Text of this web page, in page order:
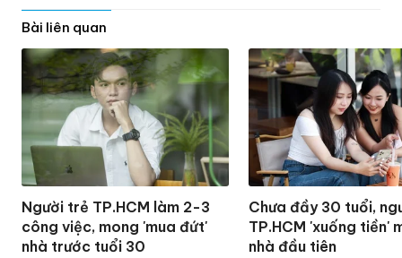
Bài liên quan
Người trẻ TP.HCM làm 2-3
công việc, mong 'mua đứt'
nhà trước tuổi 30
Chưa đầy 30 tuổi,
TP.HCM 'xuống tiền'
nhà đầu tiên